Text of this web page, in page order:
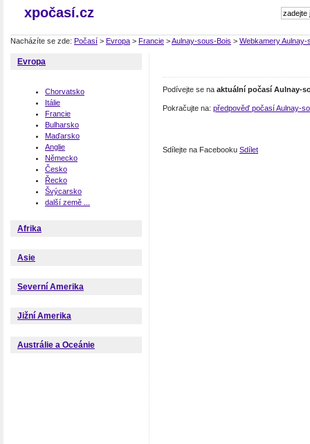
xpočasí.cz
Nacházíte se zde: Počasí > Evropa > Francie >Aulnay-sous-Bois > Webkamery Aulnay-
Evropa
Chorvatsko
Itálie
Francie
Bulharsko
Maďarsko
Anglie
Německo
Česko
Řecko
Švýcarsko
další země ...
Afrika
Asie
Severní Amerika
Jižní Amerika
Austrálie a Oceánie
Podívejte se na aktuální počasí Aulnay-
Pokračujte na: předpověď počasí Aulnay-
Sdílejte na Facebooku Sdílet